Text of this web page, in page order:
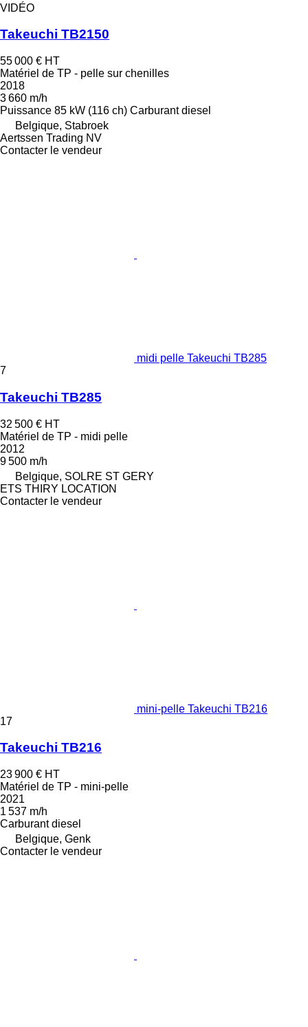
VIDÉO
Takeuchi TB2150
55 000 € HT
Matériel de TP - pelle sur chenilles
2018
3 660 m/h
Puissance 85 kW (116 ch) Carburant diesel
Belgique, Stabroek
Aertssen Trading NV
Contacter le vendeur
midi pelle Takeuchi TB285
7
Takeuchi TB285
32 500 € HT
Matériel de TP - midi pelle
2012
9 500 m/h
Belgique, SOLRE ST GERY
ETS THIRY LOCATION
Contacter le vendeur
mini-pelle Takeuchi TB216
17
Takeuchi TB216
23 900 € HT
Matériel de TP - mini-pelle
2021
1 537 m/h
Carburant diesel
Belgique, Genk
Contacter le vendeur